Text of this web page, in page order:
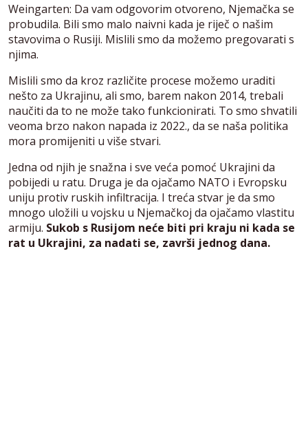
Weingarten: Da vam odgovorim otvoreno, Njemačka se
probudila. Bili smo malo naivni kada je riječ o našim
stavovima o Rusiji. Mislili smo da možemo pregovarati s
njima.
Mislili smo da kroz različite procese možemo uraditi
nešto za Ukrajinu, ali smo, barem nakon 2014, trebali
naučiti da to ne može tako funkcionirati. To smo shvatili
veoma brzo nakon napada iz 2022., da se naša politika
mora promijeniti u više stvari.
Jedna od njih je snažna i sve veća pomoć Ukrajini da
pobijedi u ratu. Druga je da ojačamo NATO i Evropsku
uniju protiv ruskih infiltracija. I treća stvar je da smo
mnogo uložili u vojsku u Njemačkoj da ojačamo vlastitu
armiju. Sukob s Rusijom neće biti pri kraju ni kada se
rat u Ukrajini, za nadati se, završi jednog dana.